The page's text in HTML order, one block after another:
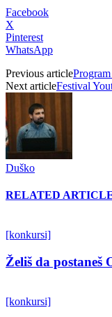
Facebook
X
Pinterest
WhatsApp
Previous article
Next articleFestival
Duško
RELATED
[konkursi]
Želiš da postaneš
[konkursi]